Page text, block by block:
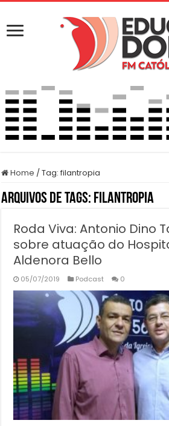
Home /Tag:filantropia
Arquivos de Tags: filantropia
Roda Viva: Antonio Dino
sobre atuação do
Aldenora Bello
05/07/2019 Podcast 0